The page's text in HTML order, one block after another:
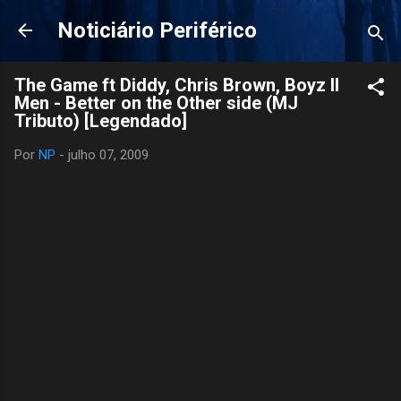
Pular para o conteúdo principal
Noticiário Periférico
The Game ft Diddy, Chris Brown, Boyz II
Men - Better on the Other side (MJ
Tributo) [Legendado]
Por NP - julho 07, 2009